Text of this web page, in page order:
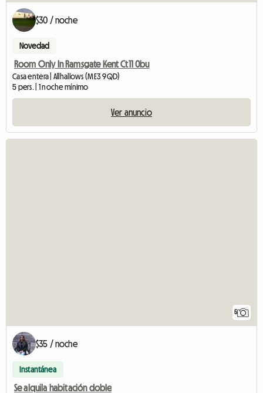
$30 / noche
Novedad
Room Only In Ramsgate Kent Ct11 0bu
Casa entera | Allhallows (ME3 9QD)
5 pers. | 1 noche mínimo
Ver anuncio
5
$35 / noche
Instantánea
Se alquila habitación doble